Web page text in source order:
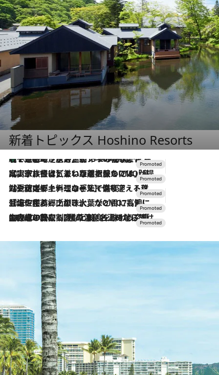
新着トピックス Hoshino Resorts
2026.8.7
【トンボの足水浴】ヒノキの香りに包まれて涼感マックス！約13℃の湧水かけ流しを避暑地「星野温泉 トンボの湯」で体験
2026.7.31
【ホテル帰省】という選択肢をOMOが提案。家族とほどよい距離を保つには「昼は実家、夜は気兼ねなくホテルで！」
2026.7.24
【夏限定ディナーコース】旬を迎える稚鮎や花ズッキーニなどをイタリア・トスカーナの郷土料理の手法で満喫！
2026.7.17
「土佐和ハーブかき氷」がOMO7高知に登場！生姜、山椒、大葉など目にも舌にも涼を呼ぶ郷土の味
2026.7.10
NEW OPEN！【界 草津】名湯の地に誕生。趣の異なる2種の温泉と上州ならではの会席・蕎麦割烹など美食を味わう究極の癒やし旅